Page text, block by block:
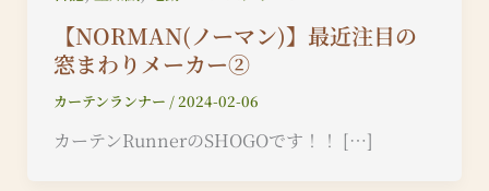
【NORMAN(ノーマン)】最近注目の
窓まわりメーカー②
カーテンランナー / 2024-02-06
カーテンRunnerのSHOGOです！！ […]